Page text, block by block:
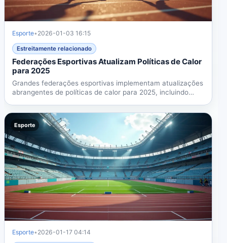
Esporte• 2026-01-03 16:15
Estreitamente relacionado
Federações Esportivas Atualizam Políticas de Calor
para 2025
Grandes federações esportivas implementam atualizações
abrangentes de políticas de calor para 2025, incluindo
Esporte
Esporte• 2026-01-17 04:14